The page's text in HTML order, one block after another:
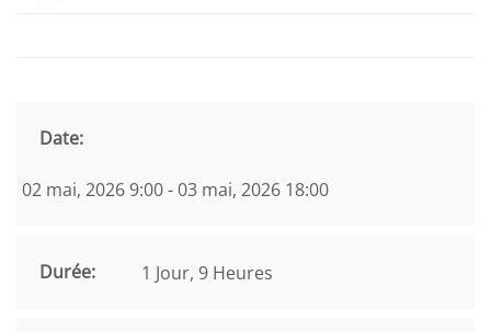
Date:
02 mai, 2026 9:00 - 03 mai, 2026 18:00
Durée: 1 Jour, 9 Heures